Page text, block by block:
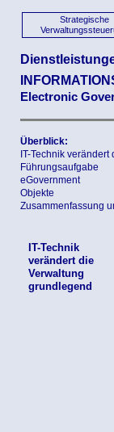
Strategische
Electronic
Überblick:
IT-Technik
Führungsaufgabe
eGovernment
Objekte
Zusammenfassung
IT-Technik
verändert die
Verwaltung
grundlegend